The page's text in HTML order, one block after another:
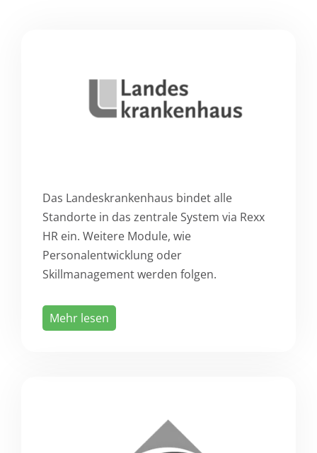
Das Landeskrankenhaus bindet alle
Standorte in das zentrale System via Rexx
HR ein. Weitere Module, wie
Personalentwicklung oder
Skillmanagement werden folgen.
Mehr lesen